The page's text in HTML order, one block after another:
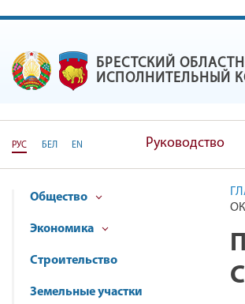
БРЕСТСКИЙ
БРЕСТСКИЙ
ИСПОЛНИТЕЛЬНЫЙ
РУС БЕЛ EN Руководство
Общество
Экономика
Строительство
Земельные участки